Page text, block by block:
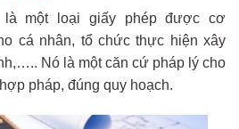
là một loại giấy phép được cơ
cá nhân, tổ chức thực hiện xây
Nó là một căn cứ pháp lý cho
pháp, đúng quy hoạch.